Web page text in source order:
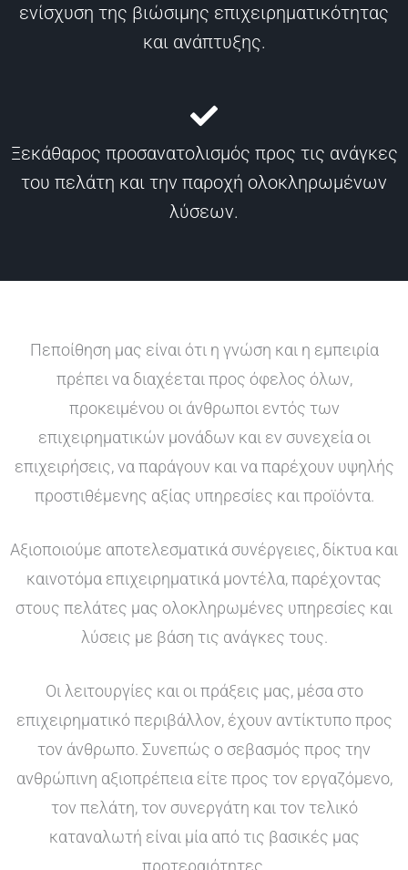
ενίσχυση της βιώσιμης επιχειρηματικότητας
και ανάπτυξης.
Ξεκάθαρος προσανατολισμός προς τις ανάγκες
του πελάτη και την παροχή ολοκληρωμένων
λύσεων.
Πεποίθηση μας είναι ότι η γνώση και η εμπειρία
πρέπει να διαχέεται προς όφελος όλων,
προκειμένου οι άνθρωποι εντός των
επιχειρηματικών μονάδων και εν συνεχεία οι
επιχειρήσεις, να παράγουν και να παρέχουν υψηλής
προστιθέμενης αξίας υπηρεσίες και προϊόντα.
Αξιοποιούμε αποτελεσματικά συνέργειες, δίκτυα και
καινοτόμα επιχειρηματικά μοντέλα, παρέχοντας
στους πελάτες μας ολοκληρωμένες υπηρεσίες και
λύσεις με βάση τις ανάγκες τους.
Οι λειτουργίες και οι πράξεις μας, μέσα στο
επιχειρηματικό περιβάλλον, έχουν αντίκτυπο προς
τον άνθρωπο. Συνεπώς ο σεβασμός προς την
ανθρώπινη αξιοπρέπεια είτε προς τον εργαζόμενο,
τον πελάτη, τον συνεργάτη και τον τελικό
καταναλωτή είναι μία από τις βασικές μας
προτεραιότητες.